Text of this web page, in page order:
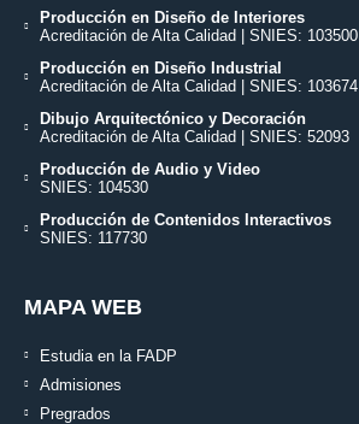
Producción en Diseño de Interiores
Acreditación de Alta Calidad | SNIES: 103500
Producción en Diseño Industrial
Acreditación de Alta Calidad | SNIES: 103674
Dibujo Arquitectónico y Decoración
Acreditación de Alta Calidad | SNIES: 52093
Producción de Audio y Video
SNIES: 104530
Producción de Contenidos Interactivos
SNIES: 117730
MAPA WEB
Estudia en la FADP
Admisiones
Pregrados